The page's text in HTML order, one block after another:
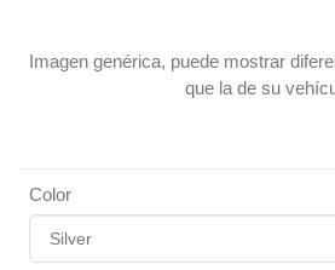
Imagen genérica, puede mostrar
que la de su
Color